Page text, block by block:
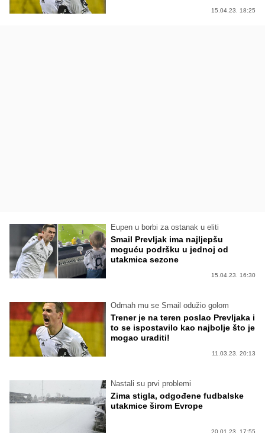
15.04.23. 18:25
Eupen u borbi za ostanak u eliti
Smail Prevljak ima najljepšu
moguću podršku u jednoj od
utakmica sezone
15.04.23. 16:30
Odmah mu se Smail odužio golom
Trener je na teren poslao Prevljaka i
to se ispostavilo kao najbolje što je
mogao uraditi!
11.03.23. 20:13
Nastali su prvi problemi
Zima stigla, odgođene fudbalske
utakmice širom Evrope
20.01.23. 17:55